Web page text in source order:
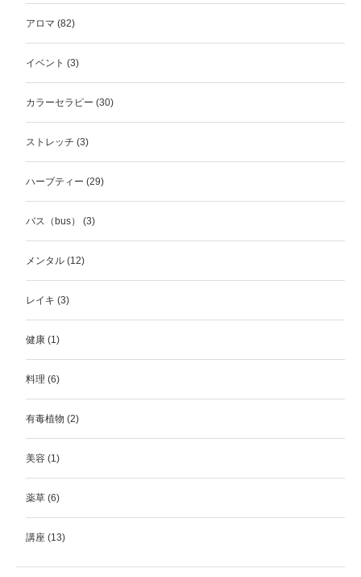
アロマ (82)
イベント (3)
カラーセラピー (30)
ストレッチ (3)
ハーブティー (29)
バス（bus） (3)
メンタル (12)
レイキ (3)
健康 (1)
料理 (6)
有毒植物 (2)
美容 (1)
薬草 (6)
講座 (13)